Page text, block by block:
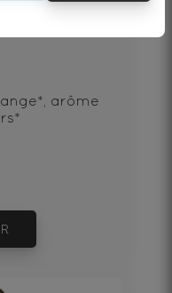
arôme